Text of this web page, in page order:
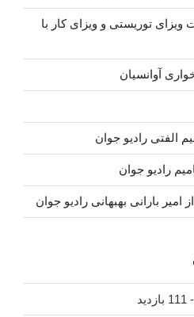
توریستی و ویزای کار با
آوانسیان
الفتی رادیو جوان
رادیو جوان
امیر بارانی بهبهانی رادیو جوان
- 111 بازدید